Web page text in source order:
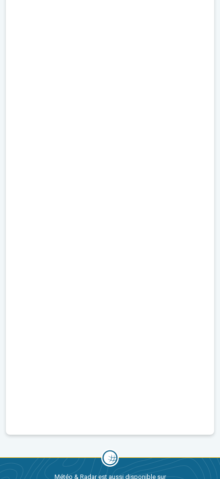
Météo & Radar est aussi disponible sur